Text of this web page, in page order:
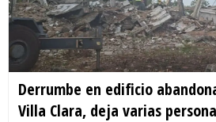
Derrumbe en edificio
Villa Clara, deja varias